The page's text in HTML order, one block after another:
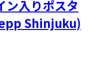
ン入りポスタ
Shinjuku)